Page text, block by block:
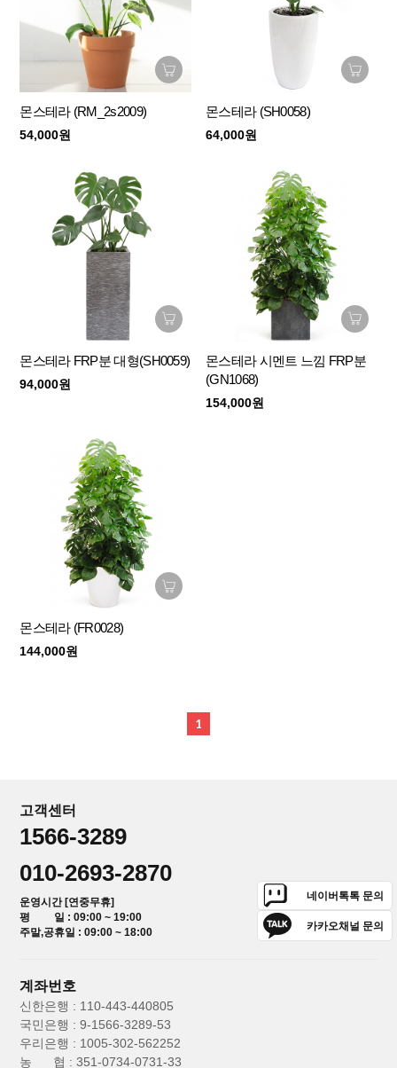
몬스테라 (RM_2s2009)
54,000원
몬스테라 (SH0058)
64,000원
몬스테라 FRP분 대형(SH0059)
94,000원
몬스테라 시멘트 느낌 FRP분
(GN1068)
154,000원
몬스테라 (FR0028)
144,000원
1
고객센터
1566-3289
010-2693-2870
운영시간 [연중무휴]
평 일 : 09:00 ~ 19:00
주말,공휴일 : 09:00 ~ 18:00
네이버톡톡 문의
카카오채널 문의
계좌번호
신한은행 : 110-443-440805
국민은행 : 9-1566-3289-53
우리은행 : 1005-302-562252
농 협 : 351-0734-0731-33